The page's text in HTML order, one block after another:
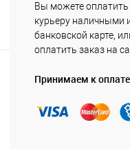
Вы можете оплатить
курьеру наличными
банковской карте,
оплатить заказ на
Принимаем к оплате